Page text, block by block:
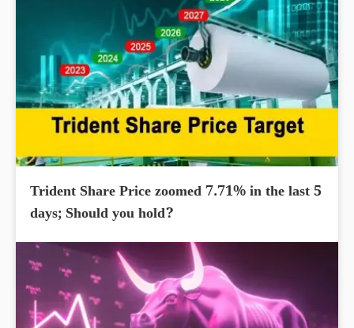
Trident Share Price zoomed 7.71% in the last 5
days; Should you hold?